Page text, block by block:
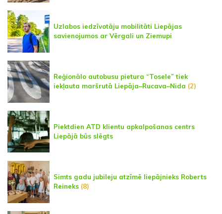
Uzlabos iedzīvotāju mobilitāti Liepājas
savienojumos ar Vērgali un Ziemupi
Reģionālo autobusu pietura “Tosele” tiek
iekļauta maršrutā Liepāja–Rucava–Nida (2)
Piektdien ATD klientu apkalpošanas centrs
Liepājā būs slēgts
Simts gadu jubileju atzīmē liepājnieks Roberts
Reineks (8)